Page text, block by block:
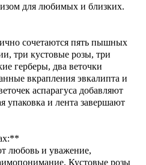
для любимых и близких.
сочетаются пять пышных
три кустовые розы, три
герберы, два веточки
вкрапления эвкалипта и
аспарагуса добавляют
упаковка и лента завершают
любовь и уважение,
Кустовые розы